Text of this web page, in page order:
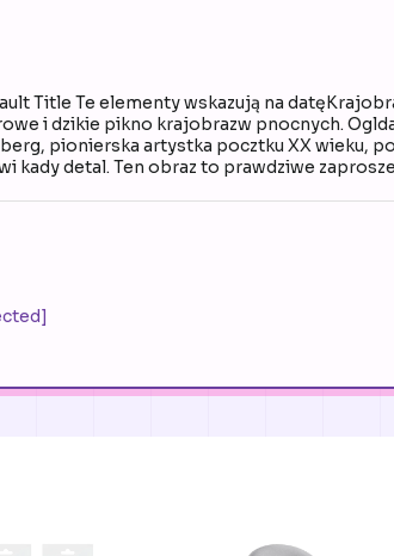
Title Te elementy wskazują na
i dzikie pikno krajobrazw pnocnych.
pionierska artystka pocztku XX wieku,
detal. Ten obraz to prawdziwe